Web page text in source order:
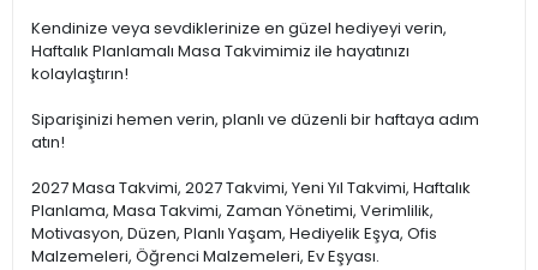
Kendinize veya sevdiklerinize en güzel hediyeyi verin,
Haftalık Planlamalı Masa Takvimimiz ile hayatınızı
kolaylaştırın!
Siparişinizi hemen verin, planlı ve düzenli bir haftaya adım
atın!
2027 Masa Takvimi, 2027 Takvimi, Yeni Yıl Takvimi, Haftalık
Planlama, Masa Takvimi, Zaman Yönetimi, Verimlilik,
Motivasyon, Düzen, Planlı Yaşam, Hediyelik Eşya, Ofis
Malzemeleri, Öğrenci Malzemeleri, Ev Eşyası.